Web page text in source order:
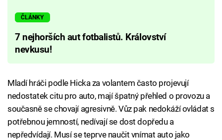
ČLÁNKY
7 nejhorších aut fotbalistů. Království
nevkusu!
Mladí hráči podle Hicka za volantem často projevují
nedostatek citu pro auto, mají špatný přehled o provozu a
současně se chovají agresivně. Vůz pak nedokáží ovládat s
potřebnou jemností, nedívají se dost dopředu a
nepředvídají. Musí se teprve naučit vnímat auto jako